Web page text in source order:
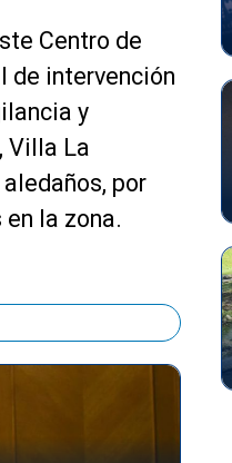
Centro de
de intervención
y
Villa La
por
la zona.